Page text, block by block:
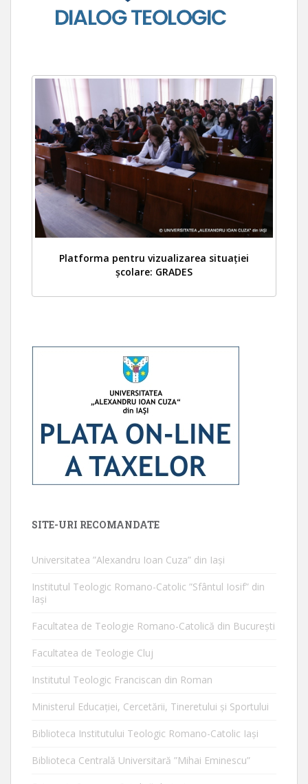
Platforma pentru vizualizarea situației
școlare: GRADES
SITE-URI RECOMANDATE
Universitatea ”Alexandru Ioan Cuza” din Iaşi
Institutul Teologic Romano-Catolic ”Sfântul Iosif” din
Iaşi
Facultatea de Teologie Romano-Catolică din Bucureşti
Facultatea de Teologie Cluj
Institutul Teologic Franciscan din Roman
Ministerul Educaţiei, Cercetării, Tineretului şi Sportului
Biblioteca Institutului Teologic Romano-Catolic Iaşi
Biblioteca Centrală Universitară ”Mihai Eminescu”